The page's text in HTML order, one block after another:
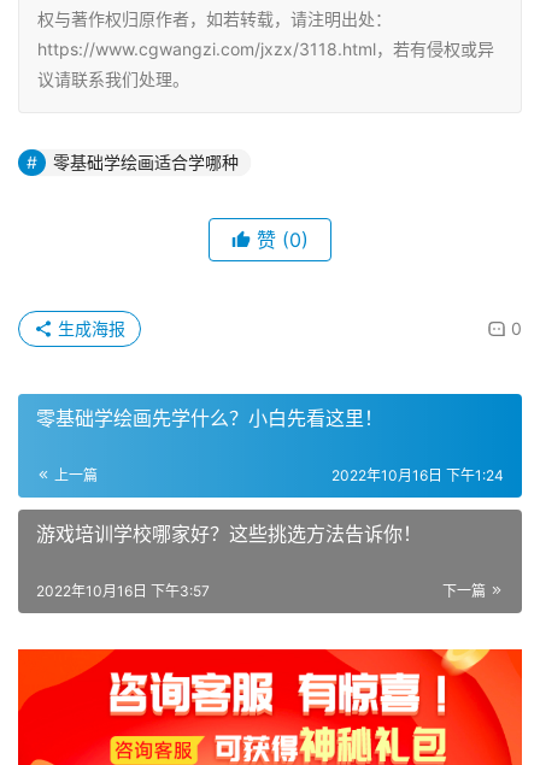
权与著作权归原作者，如若转载，请注明出处：
https://www.cgwangzi.com/jxzx/3118.html，若有侵权或异
议请联系我们处理。
零基础学绘画适合学哪种
赞 (0)
0
生成海报
零基础学绘画先学什么？小白先看这里！
上一篇 2022年10月16日 下午1:24
游戏培训学校哪家好？这些挑选方法告诉你！
下一篇
2022年10月16日 下午3:57